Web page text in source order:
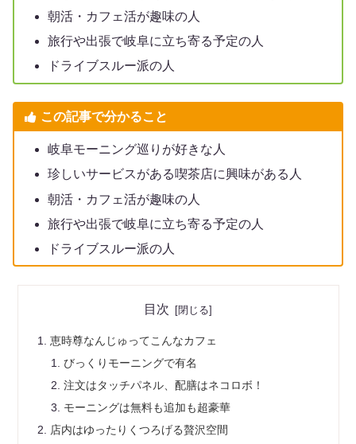
朝活・カフェ活が趣味の人
旅行や出張で岐阜に立ち寄る予定の人
ドライブスルー派の人
この記事で分かること
岐阜モーニング巡りが好きな人
珍しいサービスがある喫茶店に興味がある人
朝活・カフェ活が趣味の人
旅行や出張で岐阜に立ち寄る予定の人
ドライブスルー派の人
目次
恵時尊なんじゅってこんなカフェ
びっくりモーニングで有名
注文はタッチパネル、配膳はネコロボ！
モーニングは無料も追加も超豪華
店内はゆったりくつろげる贅沢空間